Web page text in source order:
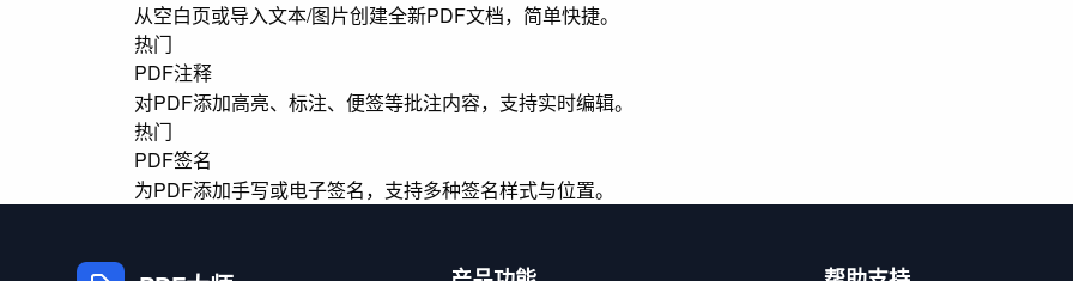
从空白页或导入文本/图片创建全新PDF文档，简单快捷。
热门
PDF注释
对PDF添加高亮、标注、便签等批注内容，支持实时编辑。
热门
PDF签名
为PDF添加手写或电子签名，支持多种签名样式与位置。